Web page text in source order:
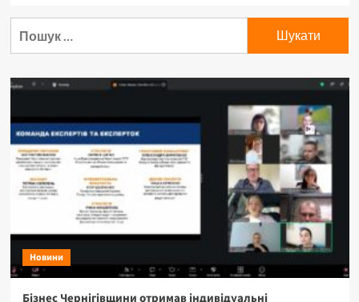
Новини
Бізнес Чернігівщини отримав індивідуальні